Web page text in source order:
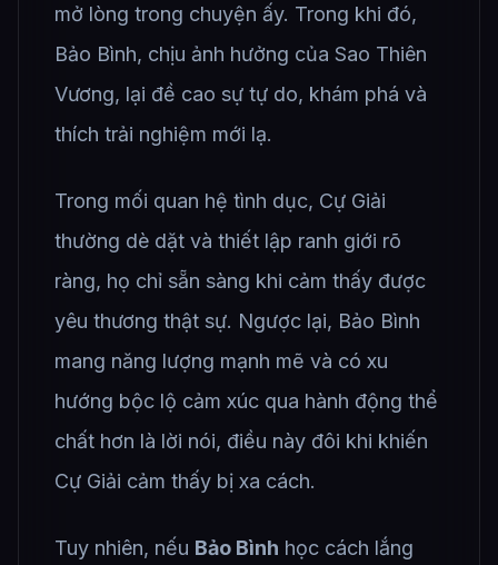
mở lòng trong chuyện ấy. Trong khi đó,
Bảo Bình, chịu ảnh hưởng của Sao Thiên
Vương, lại đề cao sự tự do, khám phá và
thích trải nghiệm mới lạ.
Trong mối quan hệ tình dục, Cự Giải
thường dè dặt và thiết lập ranh giới rõ
ràng, họ chỉ sẵn sàng khi cảm thấy được
yêu thương thật sự. Ngược lại, Bảo Bình
mang năng lượng mạnh mẽ và có xu
hướng bộc lộ cảm xúc qua hành động thể
chất hơn là lời nói, điều này đôi khi khiến
Cự Giải cảm thấy bị xa cách.
Tuy nhiên, nếu Bảo Bình học cách lắng